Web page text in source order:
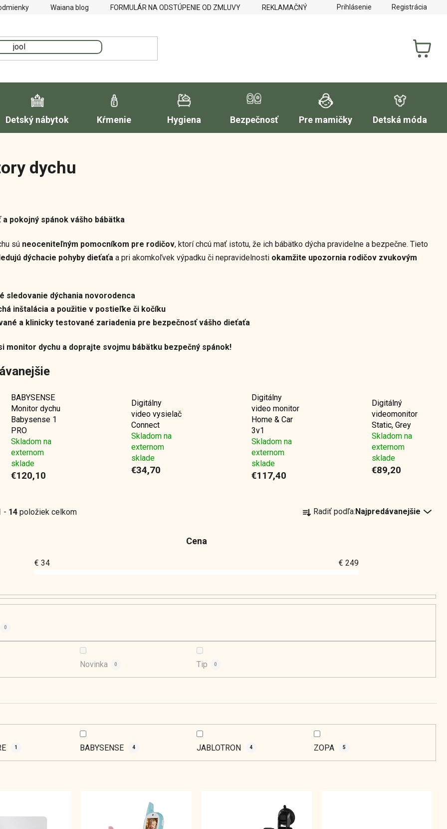
Waiana blog FORMULÁR NA ODSTÚPENIE OD ZMLUVY REKLAMAČNÝ PORIADOK FORMULÁR NA
Prihlásenie Registrácia
KOŠÍK
Detský nábytok Kŕmenie Hygiena Bezpečnosť Pre mamičky Detská móda
dychu
a pokojný spánok vášho bábätka
sú neoceniteľným pomocníkom pre rodičov, ktorí chcú mať istotu, že ich bábätko dýcha pravidelne a bezpečne. Tieto
dýchacie pohyby dieťaťa a pri akomkoľvek výpadku či nepravidelnosti okamžite upozornia rodičov zvukovým
sledovanie dýchania novorodenca
inštalácia a použitie v postieľke či kočíku
a klinicky testované zariadenia pre bezpečnosť vášho dieťaťa
monitor dychu a doprajte svojmu bábätku bezpečný spánok!
BABYSENSE
Monitor dychu
Babysense 1
PRO
Skladom na
externom
sklade
€120,10
Digitálny
video vysielač
Connect
Skladom na
externom
sklade
€34,70
Digitálny
video monitor
Home & Car
3v1
Skladom na
externom
sklade
€117,40
Digitálný
videomonitor
Static, Grey
Skladom na
externom
sklade
€89,20
- 14 položiek celkom
a
p
r
Radiť podľa: Najpredávanejšie
Cena
€ 34 € 249
0
Novinka 0 Tip 0
1 BABYSENSE 4 JABLOTRON 4 ZOPA 5